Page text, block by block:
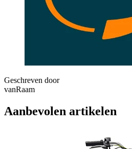
Geschreven door
vanRaam
Aanbevolen artikelen